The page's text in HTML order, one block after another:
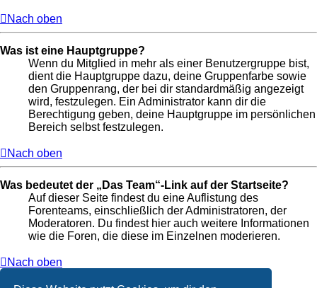
Nach oben
Was ist eine Hauptgruppe?
Wenn du Mitglied in mehr als einer Benutzergruppe bist,
dient die Hauptgruppe dazu, deine Gruppenfarbe sowie
den Gruppenrang, der bei dir standardmäßig angezeigt
wird, festzulegen. Ein Administrator kann dir die
Berechtigung geben, deine Hauptgruppe im persönlichen
Bereich selbst festzulegen.
Nach oben
Was bedeutet der „Das Team“-Link auf der Startseite?
Auf dieser Seite findest du eine Auflistung des
Forenteams, einschließlich der Administratoren, der
Moderatoren. Du findest hier auch weitere Informationen
wie die Foren, die diese im Einzelnen moderieren.
Nach oben